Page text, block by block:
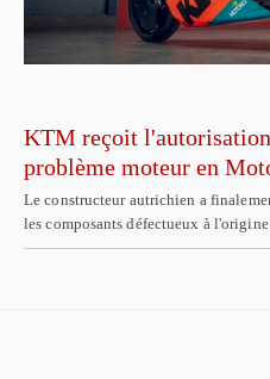
KTM reçoit
problème moteur en
Le constructeur autrichien a
les composants défectueux à l'origine